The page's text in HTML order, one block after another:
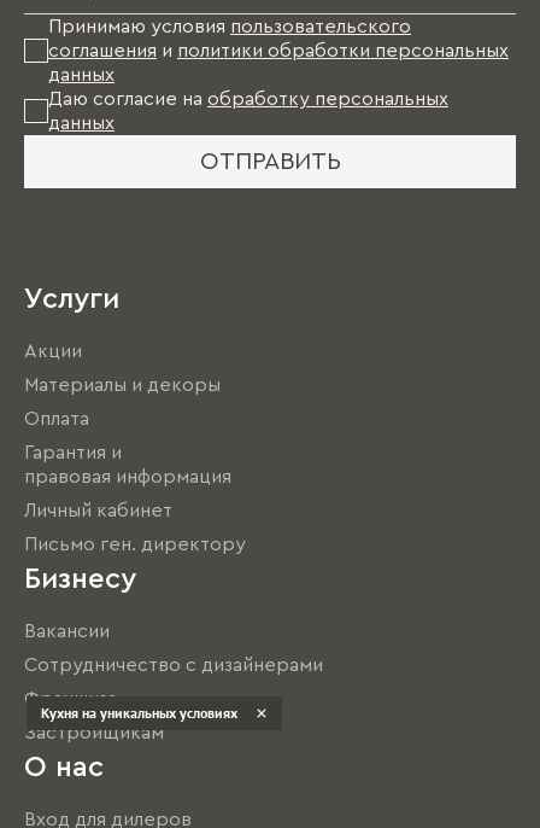
Принимаю условия пользовательского
соглашения и политики обработки персональных
данных
Даю согласие на обработку персональных
данных
ОТПРАВИТЬ
Услуги
Акции
Материалы и декоры
Оплата
Гарантия и
правовая информация
Личный кабинет
Письмо ген. директору
Бизнесу
Вакансии
Сотрудничество с дизайнерами
Франшиза
Застройщикам
О нас
Вход для дилеров
Кухня на уникальных условиях